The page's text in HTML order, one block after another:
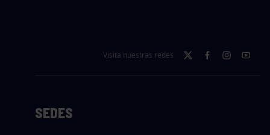
Visita nuestras redes
SEDES